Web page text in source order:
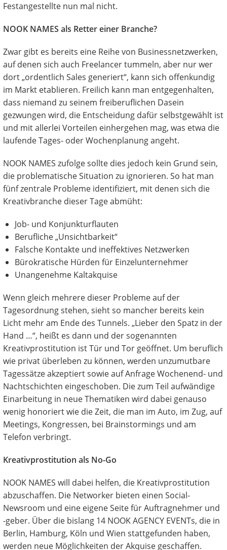
Festangestellte nun mal nicht.
NOOK NAMES als Retter einer Branche?
Zwar gibt es bereits eine Reihe von Businessnetzwerken,
auf denen sich auch Freelancer tummeln, aber nur wer
dort „ordentlich Sales generiert“, kann sich offenkundig
im Markt etablieren. Freilich kann man entgegenhalten,
dass niemand zu seinem freiberuflichen Dasein
gezwungen wird, die Entscheidung dafür selbstgewählt ist
und mit allerlei Vorteilen einhergehen mag, was etwa die
laufende Tages- oder Wochenplanung angeht.
NOOK NAMES zufolge sollte dies jedoch kein Grund sein,
die problematische Situation zu ignorieren. So hat man
fünf zentrale Probleme identifiziert, mit denen sich die
Kreativbranche dieser Tage abmüht:
Job- und Konjunkturflauten
Berufliche „Unsichtbarkeit“
Falsche Kontakte und ineffektives Netzwerken
Bürokratische Hürden für Einzelunternehmer
Unangenehme Kaltakquise
Wenn gleich mehrere dieser Probleme auf der
Tagesordnung stehen, sieht so mancher bereits kein
Licht mehr am Ende des Tunnels. „Lieber den Spatz in der
Hand …“, heißt es dann und der sogenannten
Kreativprostitution ist Tür und Tor geöffnet. Um beruflich
wie privat überleben zu können, werden unzumutbare
Tagessätze akzeptiert sowie auf Anfrage Wochenend- und
Nachtschichten eingeschoben. Die zum Teil aufwändige
Einarbeitung in neue Thematiken wird dabei genauso
wenig honoriert wie die Zeit, die man im Auto, im Zug, auf
Meetings, Kongressen, bei Brainstormings und am
Telefon verbringt.
Kreativprostitution als No-Go
NOOK NAMES will dabei helfen, die Kreativprostitution
abzuschaffen. Die Networker bieten einen Social-
Newsroom und eine eigene Seite für Auftragnehmer und
-geber. Über die bislang 14 NOOK AGENCY EVENTs, die in
Berlin, Hamburg, Köln und Wien stattgefunden haben,
werden neue Möglichkeiten der Akquise geschaffen.